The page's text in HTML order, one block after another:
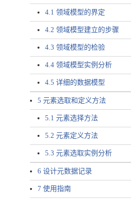
4.1 领域模型的界定
4.2 领域模型建立的步骤
4.3 领域模型的检验
4.4 领域模型实例分析
4.5 详细的数据模型
5 元素选取和定义方法
5.1 元素选择方法
5.2 元素定义方法
5.3 元素选取实例分析
6 设计元数据记录
7 使用指南